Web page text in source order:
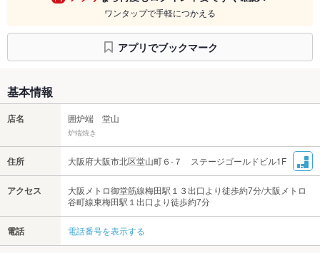
ワンタップで手軽につかえる
アプリでブックマーク
基本情報
店名 囲炉端 堂山
炉端焼き
住所 大阪府大阪市北区堂山町６-７ ステージゴールドビル1F
アクセス
大阪メトロ御堂筋線梅田駅１３出口より徒歩約7分/大阪メトロ
谷町線東梅田駅１出口より徒歩約7分
電話 電話番号を表示する